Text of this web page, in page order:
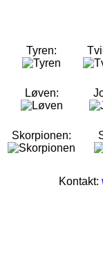
Tyren:
Løven:
Skorpionen:
Kontakt: